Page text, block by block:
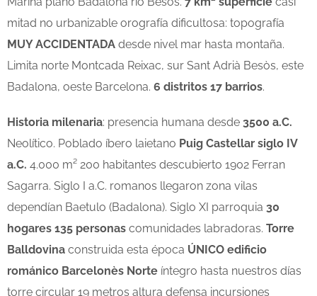
mitad no urbanizable orografía dificultosa: topografía
MUY ACCIDENTADA desde nivel mar hasta montaña.
Limita norte Montcada Reixac, sur Sant Adrià Besòs, este
Badalona, oeste Barcelona. 6 distritos 17 barrios.
Historia milenaria: presencia humana desde 3500 a.C.
Neolítico. Poblado íbero laietano Puig Castellar siglo IV
a.C. 4.000 m² 200 habitantes descubierto 1902 Ferran
Sagarra. Siglo I a.C. romanos llegaron zona vilas
dependían Baetulo (Badalona). Siglo XI parroquia 30
hogares 135 personas comunidades labradoras. Torre
Balldovina construida esta época ÚNICO edificio
románico Barcelonès Norte íntegro hasta nuestros días
torre circular 19 metros altura defensa incursiones